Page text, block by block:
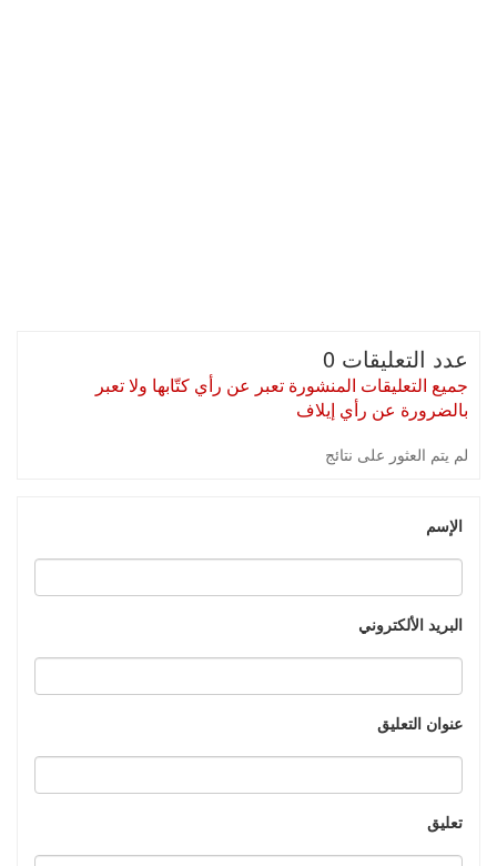
عدد التعليقات 0
جميع التعليقات المنشورة تعبر عن رأي كتّابها ولا تعبر
بالضرورة عن رأي إيلاف
لم يتم العثور على نتائج
الإسم
البريد الألكتروني
عنوان التعليق
تعليق